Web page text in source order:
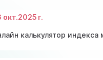
окт.2025 г.
калькулятор